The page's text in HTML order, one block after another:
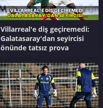
Villarreal'e diş geçiremedi:
Galatasaray'dan seyircisi
önünde tatsız prova